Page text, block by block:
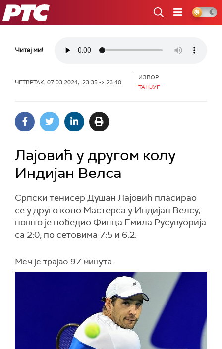
РТС
Читај ми!
ЧЕТВРТАК, 07.03.2024, 23:35 -> 23:40
ИЗВОР:
ТАНЈУГ
Лајовић у другом колу
Индијан Велса
Српски тенисер Душан Лајовић пласирао
се у друго коло Мастерса у Индијан Велсу,
пошто је победио Финца Емила Русувуорија
са 2:0, по сетовима 7:5 и 6.2.
Меч је трајао 97 минута.